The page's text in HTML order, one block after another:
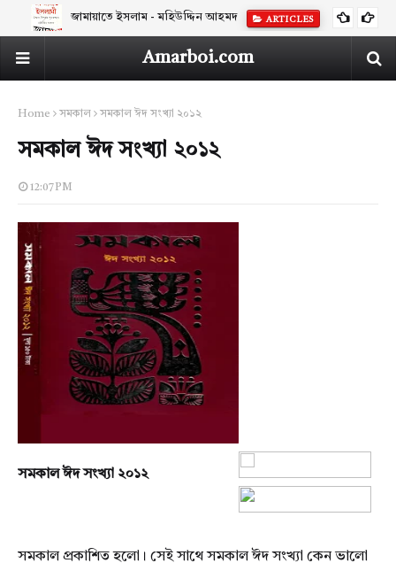
জামায়াতে ইসলাম - মহিউদ্দিন আহমদ ARTICLES
Amarboi.com
Home সমকাল সমকাল ঈদ সংখ্যা ২০১২
সমকাল ঈদ সংখ্যা ২০১২
12:07 PM
সমকাল ঈদ সংখ্যা ২০১২
সমকাল প্রকাশিত হলো। সেই সাথে সমকাল ঈদ সংখ্যা কেন ভালো